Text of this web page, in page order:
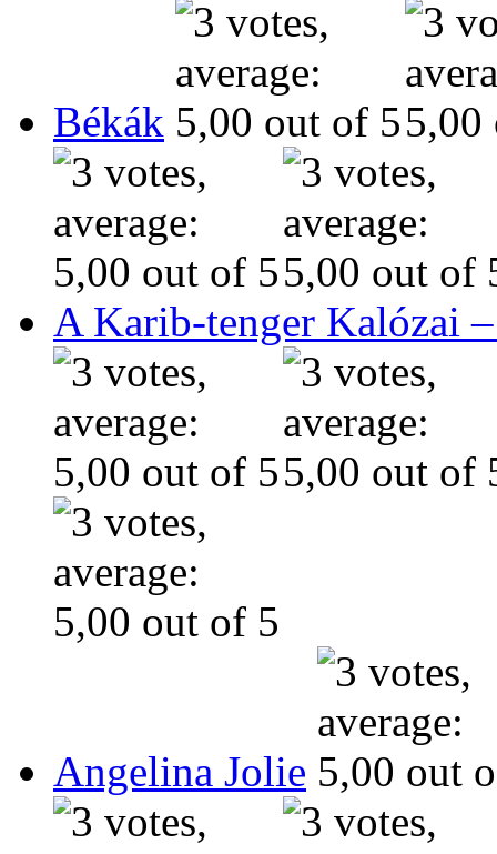
Békák
A Karib-tenger Kalózai
Angelina Jolie